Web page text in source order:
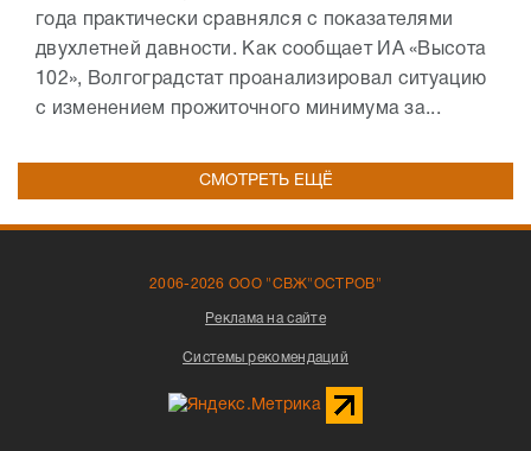
года практически сравнялся с показателями
двухлетней давности. Как сообщает ИА «Высота
102», Волгоградстат проанализировал ситуацию
с изменением прожиточного минимума за...
СМОТРЕТЬ ЕЩЁ
2006-2026 ООО "СВЖ"ОСТРОВ"
Реклама на сайте
Системы рекомендаций